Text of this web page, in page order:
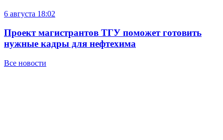
6 августа 18:02
Проект магистрантов ТГУ поможет готовить
нужные кадры для нефтехима
Все новости